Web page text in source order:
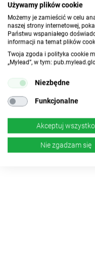
Używamy plików cookie
Możemy je zamieścić w celu
naszej strony internetowej,
Państwu wspaniałego
informacji na temat plików
Twoja zgoda i polityka cookie
„Mylead”, w tym:
Niezbędne
Funkcjonalne
Akceptuj wszystko
Nie zgadzam się